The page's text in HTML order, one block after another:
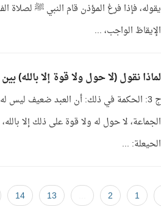
يقوله، فإذا فرغ المؤذن قام النبي ﷺ لصلاة
الإيقاظ الواجب، ...
لماذا نقول (لا حول ولا قوة إلا بالله)
ج 3: الحكمة في ذلك: أن العبد ضعيف ليس
الجماعة، لا حول له ولا قوة على ذلك إلا
الحيعلة: ...
1
2
13
14